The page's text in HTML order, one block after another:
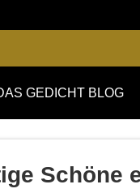
DAS
blog
von
DAS
GEDICHT.
Zeitschrift
für
GEDICHT BLOG
Schöne